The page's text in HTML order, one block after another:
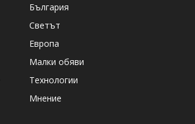
България
Светът
Европа
Малки обяви
Технологии
Мнение